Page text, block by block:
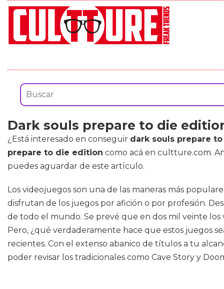
Dark souls prepare to die
¿Está interesado en conseguir dark souls prepare
prepare to die edition como acá en cultture.com.
puedes aguardar de este artículo.
Los videojuegos son una de las maneras más
disfrutan de los juegos por afición o por profesión.
de todo el mundo. Se prevé que en dos mil veinte
Pero, ¿qué verdaderamente hace que estos juegos
recientes. Con el extenso abanico de títulos a tu
poder revisar los tradicionales como Cave Story y